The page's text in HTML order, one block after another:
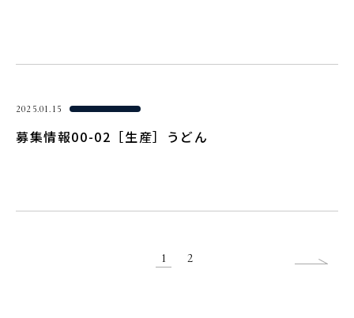
2025.01.15
募集情報00-02［生産］うどん
1 2